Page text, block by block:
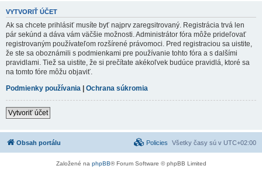
VYTVORIŤ ÚČET
Ak sa chcete prihlásiť musíte byť najprv zaregsitrovaný. Registrácia trvá len
pár sekúnd a dáva vám väčšie možnosti. Administrátor fóra môže prideľovať
registrovaným používateľom rozšírené právomoci. Pred registraciou sa uistite,
že ste sa oboznámili s podmienkami pre používanie tohto fóra a s dalšími
pravidlami. Tiež sa uistite, že si prečítate akékoľvek budúce pravidlá, ktoré sa
na tomto fóre môžu objaviť.
Podmienky používania | Ochrana súkromia
Vytvoriť účet
Obsah portálu Všetky časy sú v UTC+02:00
Policies
Založené na phpBB® Forum Software © phpBB Limited